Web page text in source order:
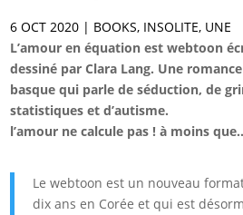
6 OCT 2020 | BOOKS, INSOLITE, UNE
L’amour en équation est webtoon
dessiné par Clara Lang. Une
basque qui parle de séduction, de
statistiques et d’autisme.
l’amour ne calcule pas ! à moins
Le webtoon est un nouveau
dix ans en Corée et qui est